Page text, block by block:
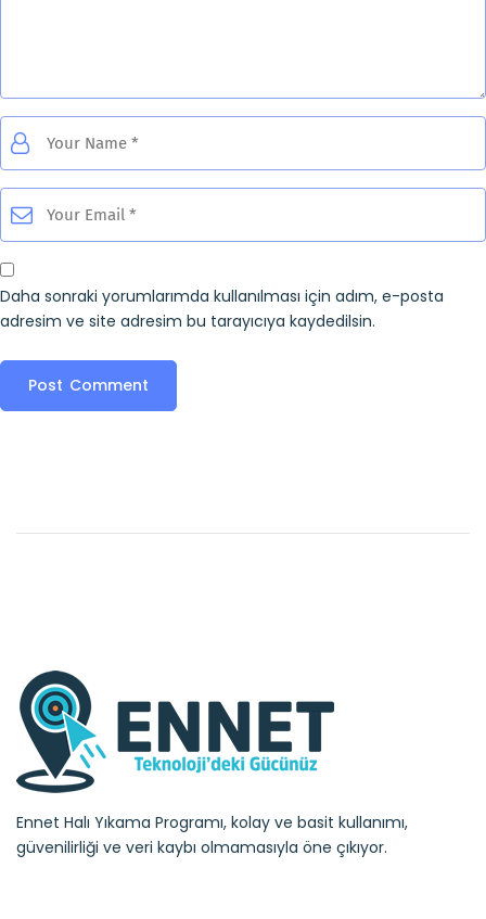
Daha sonraki yorumlarımda kullanılması için adım, e-posta
adresim ve site adresim bu tarayıcıya kaydedilsin.
Ennet Halı Yıkama Programı, kolay ve basit kullanımı,
güvenilirliği ve veri kaybı olmamasıyla öne çıkıyor.